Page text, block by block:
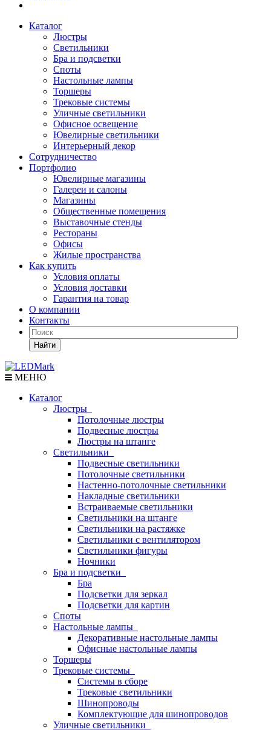
Каталог
Люстры
Светильники
Бра и подсветки
Споты
Настольные лампы
Торшеры
Трековые системы
Уличные светильники
Офисное освещение
Ювелирные светильники
Интерьерный декор
Сотрудничество
Портфолио
Ювелирные магазины
Галереи и салоны
Магазины
Общественные помещения
Выставочные стенды
Рестораны
Офисы
Жилые пространства
Как купить
Условия оплаты
Условия доставки
Гарантия на товар
О компании
Контакты
Найти
МЕНЮ
Каталог
Люстры
Потолочные люстры
Подвесные люстры
Люстры на штанге
Светильники
Подвесные светильники
Потолочные светильники
Настенно-потолочные светильники
Накладные светильники
Встраиваемые светильники
Светильники на штанге
Светильники на растяжке
Светильники с вентилятором
Светильники фигуры
Ночники
Бра и подсветки
Бра
Подсветки для зеркал
Подсветки для картин
Споты
Настольные лампы
Декоративные настольные лампы
Офисные настольные лампы
Торшеры
Трековые системы
Системы в сборе
Трековые светильники
Шинопроводы
Комплектующие для шинопроводов
Уличные светильники